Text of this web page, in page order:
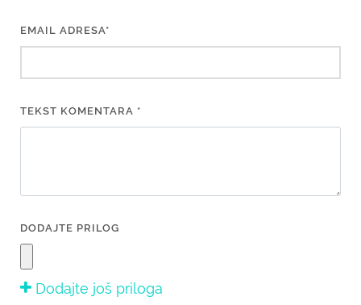
EMAIL ADRESA*
TEKST KOMENTARA *
DODAJTE PRILOG
Dodajte još priloga